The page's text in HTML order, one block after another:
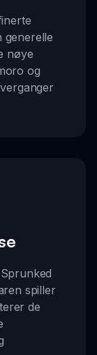
generelle
nøye
og
spiller
de